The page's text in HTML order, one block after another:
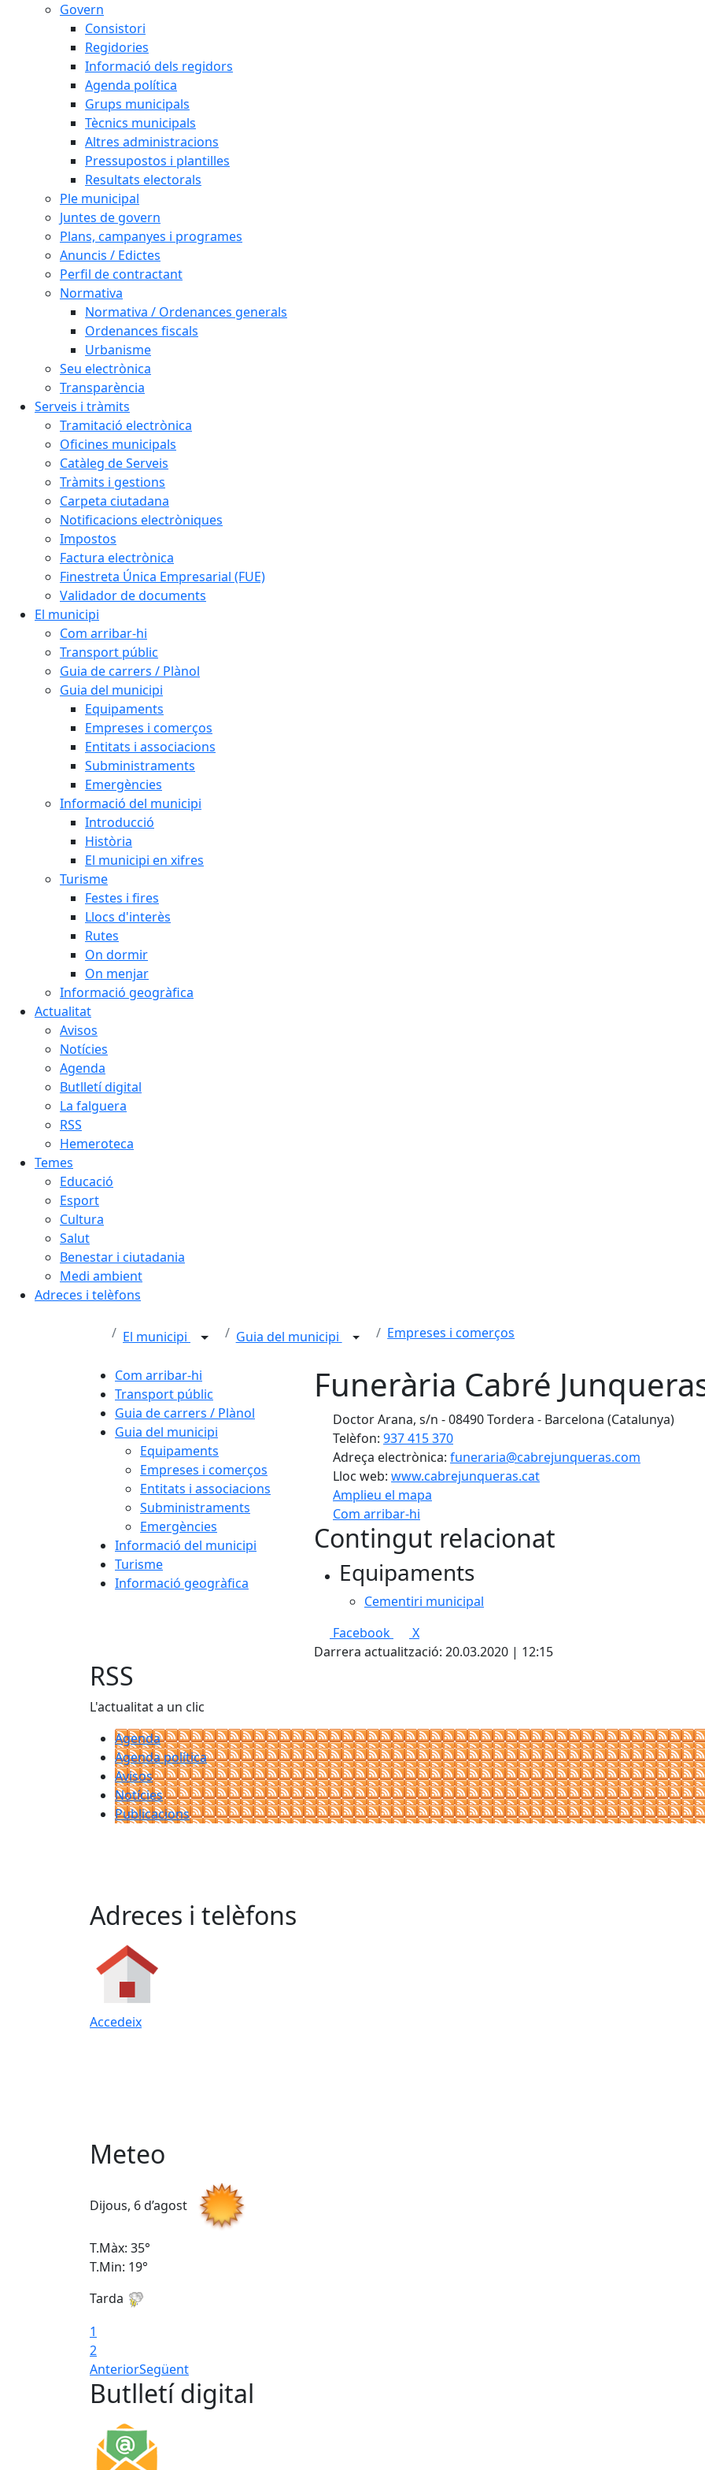
Govern
Consistori
Regidories
Informació dels regidors
Agenda política
Grups municipals
Tècnics municipals
Altres administracions
Pressupostos i plantilles
Resultats electorals
Ple municipal
Juntes de govern
Plans, campanyes i programes
Anuncis / Edictes
Perfil de contractant
Normativa
Normativa / Ordenances generals
Ordenances fiscals
Urbanisme
Seu electrònica
Transparència
Serveis i tràmits
Tramitació electrònica
Oficines municipals
Catàleg de Serveis
Tràmits i gestions
Carpeta ciutadana
Notificacions electròniques
Impostos
Factura electrònica
Finestreta Única Empresarial (FUE)
Validador de documents
El municipi
Com arribar-hi
Transport públic
Guia de carrers / Plànol
Guia del municipi
Equipaments
Empreses i comerços
Entitats i associacions
Subministraments
Emergències
Informació del municipi
Introducció
Història
El municipi en xifres
Turisme
Festes i fires
Llocs d'interès
Rutes
On dormir
On menjar
Informació geogràfica
Actualitat
Avisos
Notícies
Agenda
Butlletí digital
La falguera
RSS
Hemeroteca
Temes
Educació
Esport
Cultura
Salut
Benestar i ciutadania
Medi ambient
Adreces i telèfons
El municipi Guia del municipi Empreses i comerços
Com arribar-hi
Transport públic
Guia de carrers / Plànol
Guia del municipi
Equipaments
Empreses i comerços
Entitats i associacions
Subministraments
Emergències
Informació del municipi
Turisme
Informació geogràfica
Funerària Cabré
Doctor Arana, s/n - 08490 Tordera - Barcelona (Catalunya)
Telèfon: 937 415 370
Adreça electrònica: funeraria@cabrejunqueras.com
Lloc web: www.cabrejunqueras.cat
Amplieu el mapa
Com arribar-hi
+
Contingut relacionat
Equipaments
Cementiri municipal
Facebook
X
Darrera actualització: 20.03.2020 | 12:15
RSS
L'actualitat a un clic
Agenda
Agenda política
Avisos
Notícies
Publicacions
Adreces i telèfons
Accedeix
Meteo
Dijous, 6 d’agost
T.Màx: 35°
T.Min: 19°
Tarda
1
2
AnteriorSegüent
Butlletí digital